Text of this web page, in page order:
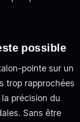
possible
pointe sur un
trop rapprochées
précision du
Sans être